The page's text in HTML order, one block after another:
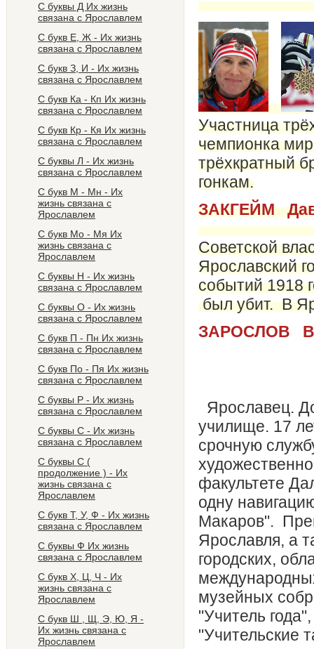
С буквы Д Их жизнь
связана с Ярославлем
С букв Е, Ж - Их жизнь
связана с Ярославлем
C букв З, И - Их жизнь
связана с Ярославлем
C букв Ка - Кп Их жизнь
связана с Ярославлем
С букв Кр - Кя Их жизнь
связана с Ярославлем
С буквы Л - Их жизнь
связана с Ярославлем
С букв М - Мн - Их
жизнь связана с
Ярославлем
C букв Мо - Мя Их
жизнь связана с
Ярославлем
С буквы Н - Их жизнь
связана с Ярославлем
C буквы О - Их жизнь
связана с Ярославлем
С букв П - Пн Их жизнь
связана с Ярославлем
С букв По - Пя Их жизнь
связана с Ярославлем
С буквы Р - Их жизнь
связана с Ярославлем
С буквы С - Их жизнь
связана с Ярославлем
С буквы С (
продолжение ) - Их
жизнь связана с
Ярославлем
С букв Т, У, Ф - Их жизнь
связана с Ярославлем
С буквы Ф Их жизнь
связана с Ярославлем
С букв Х, Ц, Ч - Их
жизнь связана с
Ярославлем
С букв Ш , Щ, Э, Ю, Я -
Их жизнь связана с
Ярославлем
Участница
чемпионка
трёхкратный
гонкам.
ЗАКГЕЙМ
Советской
Ярославский
событий 1918
был убит. В
Ярославец.
училище. 17
срочную
факультете
одну
Макаров".
Ярославля, а
городских,
музейных
"Учитель